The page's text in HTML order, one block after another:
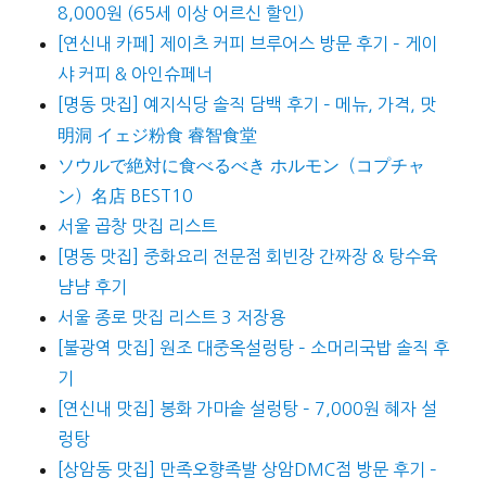
8,000원 (65세 이상 어르신 할인)
[연신내 카페] 제이츠 커피 브루어스 방문 후기 – 게이
샤 커피 & 아인슈페너
[명동 맛집] 예지식당 솔직 담백 후기 – 메뉴, 가격, 맛
明洞 イェジ粉食 睿智食堂
ソウルで絶対に食べるべき ホルモン（コプチャ
ン）名店 BEST10
서울 곱창 맛집 리스트
[명동 맛집] 중화요리 전문점 회빈장 간짜장 & 탕수육
냠냠 후기
서울 종로 맛집 리스트 3 저장용
[불광역 맛집] 원조 대중옥설렁탕 – 소머리국밥 솔직 후
기
[연신내 맛집] 봉화 가마솥 설렁탕 – 7,000원 혜자 설
렁탕
[상암동 맛집] 만족오향족발 상암DMC점 방문 후기 –